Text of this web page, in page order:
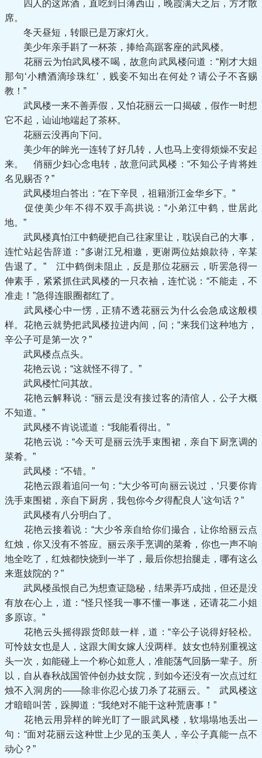
四人的这席酒，直吃到日薄西山，晚霞满天之后，方才散
席。
冬天昼短，转眼已是万家灯火。
美少年亲手斟了一杯茶，捧给高踞客座的武凤楼。
花丽云为怕武凤楼不喝，故意向武凤楼问道：“刚才大姐
那句‘小糟酒滴珍珠红’，贱妾不知出在何处？请公子不吝赐
教！”
武凤楼一来不善弄假，又怕花丽云一口揭破，假作一时想
它不起，讪讪地端起了茶杯。
花丽云没再向下问。
美少年的眸光一连转了好几转，人也马上变得烦燥不安起
来。 俏丽少妇心念电转，故意问武凤楼：“不知公子肯将姓
名见赐否？”
武凤楼坦白答出：“在下辛艮，祖籍浙江金华乡下。”
促使美少年不得不双手高拱说：“小弟江中鹤，世居此
地。”
武凤楼真怕江中鹤硬把自己往家里让，耽误自己的大事，
连忙站起告辞道：“多谢江兄相邀，更谢两位姑娘款待，辛某
告退了。” 江中鹤倒未阻止，反是那位花丽云，听罢急得一
伸素手，紧紧抓住武凤楼的一只衣袖，连忙说：“不能走，不
准走！”急得连眼圈都红了。
武凤楼心中一愣，正猜不透花丽云为什么会急成这般模
样。花艳云就势把武凤楼拉进内间，问；“来我们这种地方，
辛公子可是第一次？”
武凤楼点点头。
花艳云说；“这就怪不得了。”
武凤楼忙问其故。
花艳云解释说：“丽云是没有接过客的清倌人，公子大概
不知道。”
武凤楼不肯说谎道：“我能看得出。”
花艳云说：“今天可是丽云洗手束围裙，亲自下厨烹调的
菜肴。”
武凤楼：“不错。”
花艳云跟着追问一句：“大少爷可向丽云说过，‘只要你肯
洗手束围裙，亲自下厨房，我包你今夕得配良人’这句话？”
武凤楼有八分明白了。
花艳云接着说：“大少爷亲自给你们撮合，让你给丽云点
红烛，你又没有不答应。丽云亲手烹调的菜肴，你也一声不响
地全吃了，红烛都快烧到一半了，最后你想抬腿走，哪有这么
来逛妓院的？”
武凤楼虽恨自己为想查证隐秘，结果弄巧成拙，但还是没
有放在心上，道：“怪只怪我一事不懂一事迷，还请花二小姐
多原谅。”
花艳云头摇得跟货郎鼓一样，道：“辛公子说得好轻松。
可怜妓女也是人，这跟大闺女嫁人没两样。妓女也特别重视这
头一次，如能碰上一个称心如意人，准能荡气回肠一辈子。所
以，自从春秋战国管仲创办妓女院，到如今还没有一次点过红
烛不入洞房的——除非你忍心拔刀杀了花丽云。” 武凤楼这
才暗暗叫苦，跺脚道：“我绝对不能干这种荒唐事！”
花艳云用异样的眸光盯了一眼武凤楼，软塌塌地丢出—
句：“面对花丽云这种世上少见的玉美人，辛公子真能一点不
动心？”